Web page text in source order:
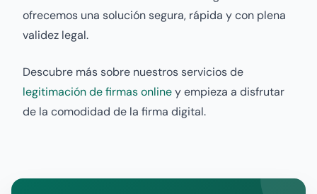
ofrecemos una solución segura, rápida y con plena
validez legal.
Descubre más sobre nuestros servicios de
legitimación de firmas onliney empieza a disfrutar
de la comodidad de la firma digital.